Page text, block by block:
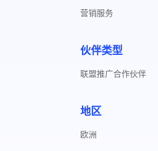
营销服务
伙伴类型
联盟推广合作伙伴
地区
欧洲